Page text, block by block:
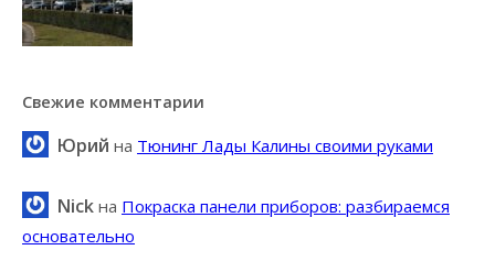
Свежие комментарии
Юрий на Тюнинг Лады Калины своими руками
Nick на Покраска панели приборов: разбираемся
основательно